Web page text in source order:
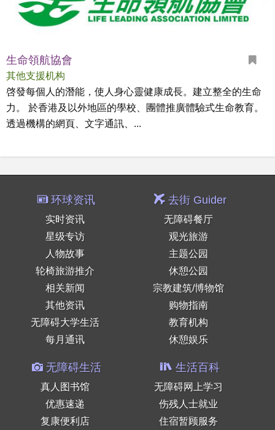
生命領航協會
其他支援机构
啓發每個人的潛能，使人身心靈健康成長。建立整全的生命
力。 於香港及以外地區的學校、團體推廣體驗式生命教育。
透過機構的網頁、文字通訊、...
环球资讯
实时资讯
星级专访
人物故事
轮椅旅游推介
相关新闻
其他资讯
无障碍大学生活
每月通讯
去街 Guider
无障碍餐厅
观光旅游
主题公园
休憩公园
宗教建筑/博物馆
购物指南
教育机构
休憩娱乐
无障碍生活
真人图书馆
优惠速递
复康便利店
生活百科
无障碍网上学习
伤残人士就业
住宿暂顾服务